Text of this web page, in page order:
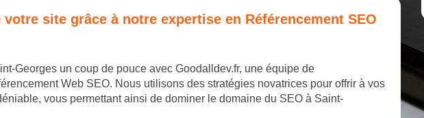
site grâce à notre expertise en Référencement SEO
Georges un coup de pouce avec Goodalldev.fr, une équipe de
Web SEO. Nous utilisons des stratégies novatrices pour offrir à vos
vous permettant ainsi de dominer le domaine du SEO à Saint-